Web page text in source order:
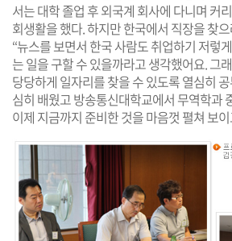
서는 대학 졸업 후 외국계 회사에 다니며 커
회생활을 했다. 하지만 한국에서 직장을 찾
“뉴스를 보면서 한국 사람도 취업하기 저렇
는 일을 구할 수 있을까라고 생각했어요. 그
당당하게 일자리를 찾을 수 있도록 열심히
심히 배웠고 방송통신대학교에서 무역학과
이제 지금까지 준비한 것을 마음껏 펼쳐 보